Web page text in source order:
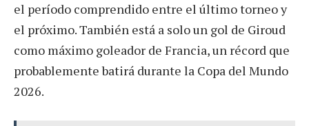
el período comprendido entre el último torneo y
el próximo. También está a solo un gol de Giroud
como máximo goleador de Francia, un récord que
probablemente batirá durante la Copa del Mundo
2026.